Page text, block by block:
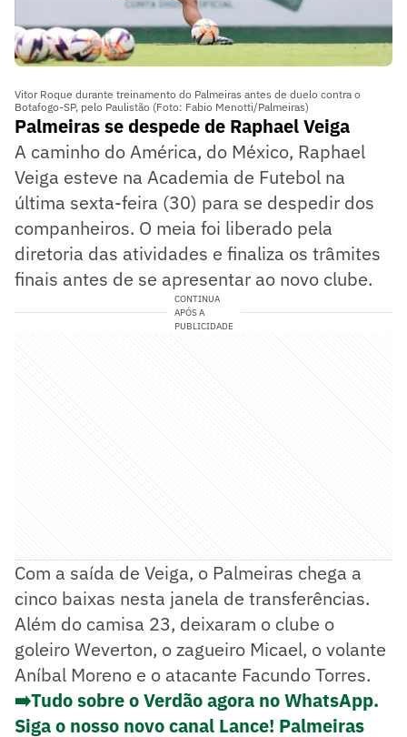
Vitor Roque durante treinamento do Palmeiras antes de duelo contra o
Botafogo-SP, pelo Paulistão (Foto: Fabio Menotti/Palmeiras)
Palmeiras se despede de Raphael Veiga
A caminho do América, do México, Raphael
Veiga esteve na Academia de Futebol na
última sexta-feira (30) para se despedir dos
companheiros. O meia foi liberado pela
diretoria das atividades e finaliza os trâmites
finais antes de se apresentar ao novo clube.
CONTINUA
APÓS A
PUBLICIDADE
Com a saída de Veiga, o Palmeiras chega a
cinco baixas nesta janela de transferências.
Além do camisa 23, deixaram o clube o
goleiro Weverton, o zagueiro Micael, o volante
Aníbal Moreno e o atacante Facundo Torres.
➡️Tudo sobre o Verdão agora no WhatsApp.
Siga o nosso novo canal Lance! Palmeiras